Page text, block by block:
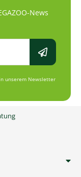
News
unserem Newsletter